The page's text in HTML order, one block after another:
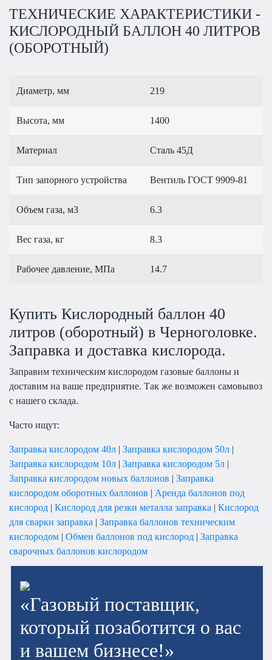
ТЕХНИЧЕСКИЕ ХАРАКТЕРИСТИКИ -
КИСЛОРОДНЫЙ БАЛЛОН 40 ЛИТРОВ
(ОБОРОТНЫЙ)
Диаметр, мм 219
Высота, мм 1400
Материал Сталь 45Д
Тип запорного устройства Вентиль ГОСТ 9909-81
Объем газа, м3 6.3
Вес газа, кг 8.3
Рабочее давление, МПа 14.7
Купить Кислородный баллон 40
литров (оборотный) в Черноголовке.
Заправка и доставка кислорода.
Заправим техническим кислородом газовые баллоны и
доставим на ваше предприятие. Так же возможен самовывоз
с нашего склада.
Часто ищут:
Заправка кислородом 40л | Заправка кислородом 50л |
Заправка кислородом 10л | Заправка кислородом 5л |
Заправка кислородом новых баллонов | Заправка
кислородом оборотных баллонов | Аренда баллонов под
кислород | Кислород для резки металла заправка | Кислород
для сварки заправка | Заправка баллонов техническим
кислородом | Обмен баллонов под кислород | Заправка
сварочных баллонов кислородом
«Газовый поставщик,
который позаботится о вас
и вашем бизнесе!»